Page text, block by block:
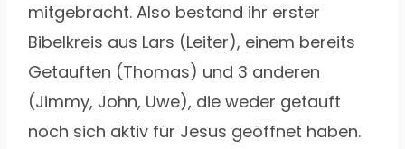
mitgebracht. Also bestand ihr erster
Bibelkreis aus Lars (Leiter), einem bereits
Getauften (Thomas) und 3 anderen
(Jimmy, John, Uwe), die weder getauft
noch sich aktiv für Jesus geöffnet haben.